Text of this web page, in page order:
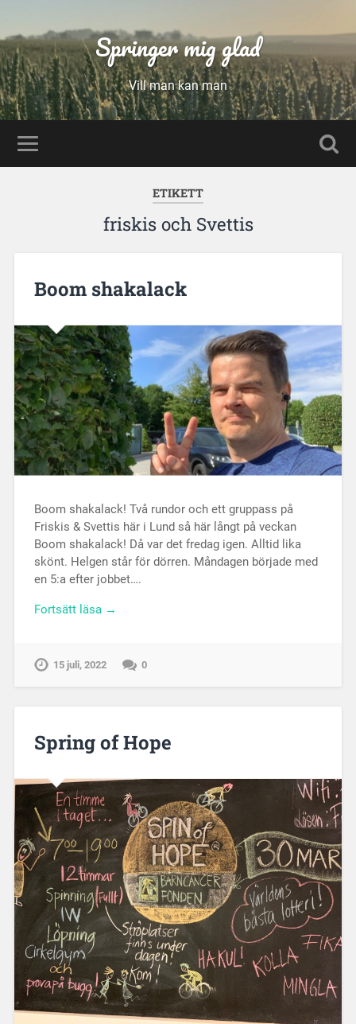
Springer mig glad
Vill man kan man
ETIKETT
friskis och Svettis
Boom shakalack
Boom shakalack! Två rundor och ett gruppass på
Friskis & Svettis här i Lund så här långt på veckan
Boom shakalack! Då var det fredag igen. Alltid lika
skönt. Helgen står för dörren. Måndagen började med
en 5:a efter jobbet….
Fortsätt läsa →
15 juli, 2022 0
Spring of Hope